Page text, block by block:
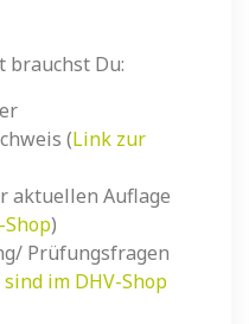
brauchst Du:
(Link zur
aktuellen Auflage
)
Prüfungsfragen
im DHV-Shop